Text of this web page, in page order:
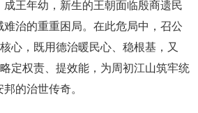
王年幼，新生的王朝面临殷商遗民
难治的重重困局。在此危局中，召公
心，既用德治暖民心、稳根基，又
略定权责、提效能，为周初江山筑牢统
的治世传奇。